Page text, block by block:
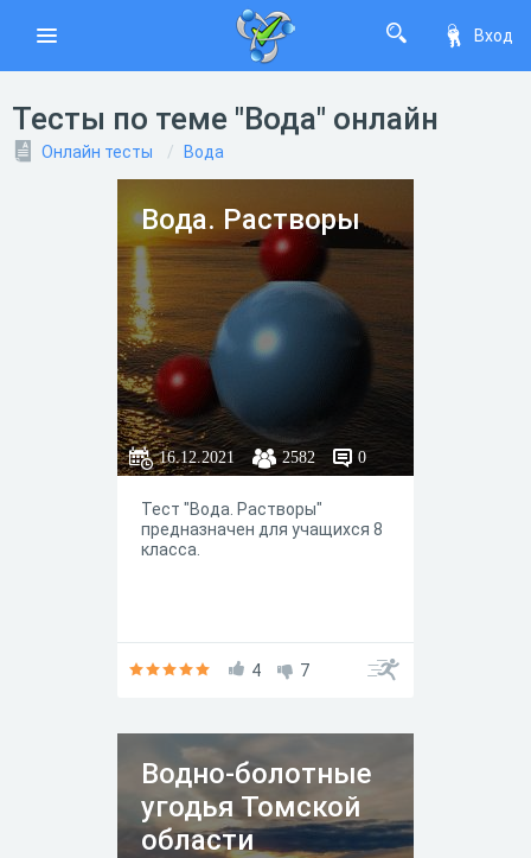
Вход
Тесты по теме "Вода" онлайн
Онлайн тесты Вода
Вода. Растворы
16.12.2021 2582 0
Тест "Вода. Растворы"
предназначен для учащихся 8
класса.
4 7
Водно-болотные
угодья Томской
области